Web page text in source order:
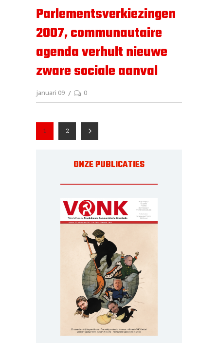
Parlementsverkiezingen
2007, communautaire
agenda verhult nieuwe
zware sociale aanval
januari 09 0
1 2
ONZE PUBLICATIES